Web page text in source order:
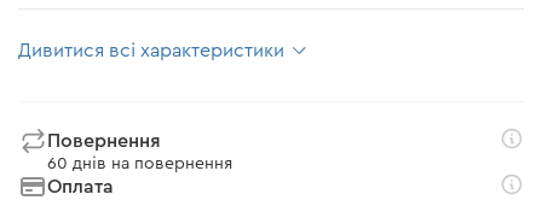
Дивитися всі характеристики
Повернення
60 днів на повернення
Оплата